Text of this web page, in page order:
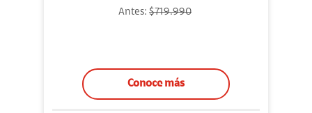
Antes: $719.990
Conoce más